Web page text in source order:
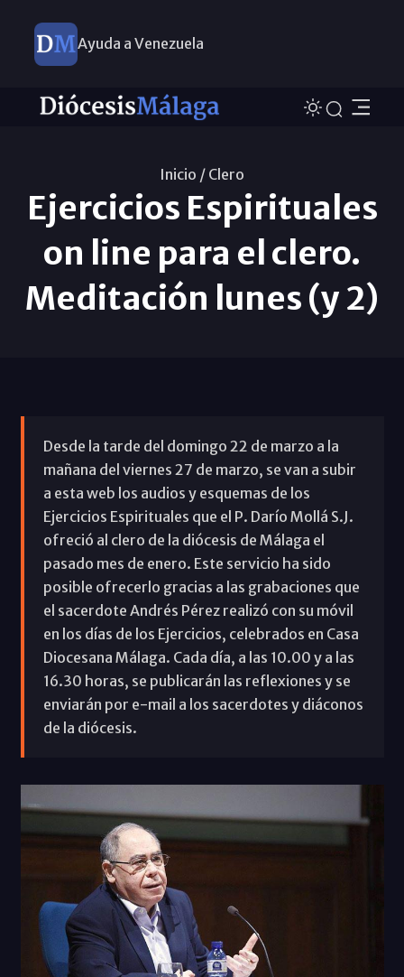
Ayuda a Venezuela
Inicio / Clero
Ejercicios Espirituales
on line para el clero.
Meditación lunes (y 2)
Desde la tarde del domingo 22 de marzo a la
mañana del viernes 27 de marzo, se van a subir
a esta web los audios y esquemas de los
Ejercicios Espirituales que el P. Darío Mollá S.J.
ofreció al clero de la diócesis de Málaga el
pasado mes de enero. Este servicio ha sido
posible ofrecerlo gracias a las grabaciones que
el sacerdote Andrés Pérez realizó con su móvil
en los días de los Ejercicios, celebrados en Casa
Diocesana Málaga. Cada día, a las 10.00 y a las
16.30 horas, se publicarán las reflexiones y se
enviarán por e-mail a los sacerdotes y diáconos
de la diócesis.